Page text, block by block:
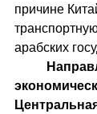
причине
арабских